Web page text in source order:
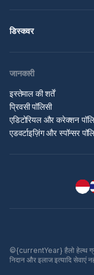
डिस्कवर
जानकारी
इस्तेमाल की शर्तें
प्रिवसी पॉलिसी
एडिटोरियल और करेक्शन
एडवर्टाइज़िंग और स्पॉन्सर
©{currentYear} हैलो हेल्थ
निदान और इलाज इत्यादि सेवाएं